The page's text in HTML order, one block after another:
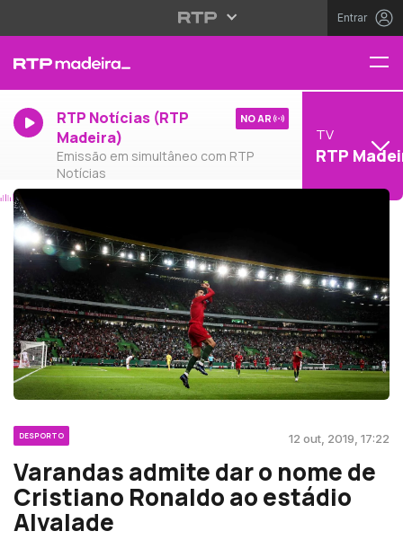
Entrar
RTP Notícias (RTP
Madeira)
Emissão em simultâneo com RTP
Notícias
NO AR
TV
RTP
DESPORTO 12 out, 2019, 17:22
Varandas admite dar o nome de
Cristiano Ronaldo ao estádio
Alvalade